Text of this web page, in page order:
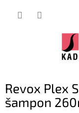
Revox Plex
šampon